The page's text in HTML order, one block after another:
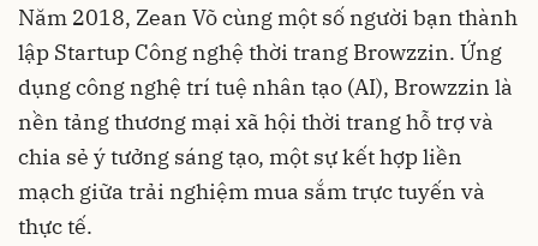
Năm 2018, Zean Võ cùng một số người bạn thành
lập Startup Công nghệ thời trang Browzzin. Ứng
dụng công nghệ trí tuệ nhân tạo (AI), Browzzin là
nền tảng thương mại xã hội thời trang hỗ trợ và
chia sẻ ý tưởng sáng tạo, một sự kết hợp liền
mạch giữa trải nghiệm mua sắm trực tuyến và
thực tế.